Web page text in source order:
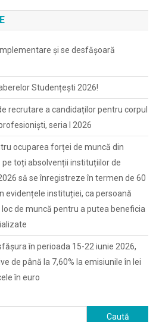
și se desfășoară
Studențești 2026!
recrutare a candidaților pentru corpul
seria I 2026
ocuparea forței de muncă din
toți absolvenții instituțiilor de
să se înregistreze în termen de 60
evidențele instituției, ca persoană
de muncă pentru a putea beneficia
în perioada 15-22 iunie 2026,
de până la 7,60% la emisiunile în lei
în euro
Caută